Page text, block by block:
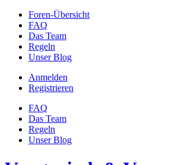
Foren-Übersicht
FAQ
Das Team
Regeln
Unser Blog
Anmelden
Registrieren
FAQ
Das Team
Regeln
Unser Blog